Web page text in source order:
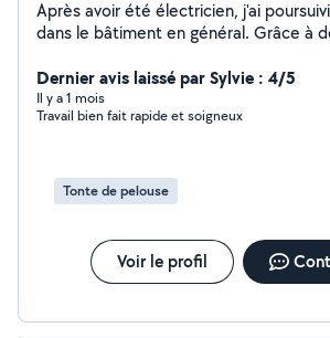
Après avoir été électricien, j'ai
dans le bâtiment en général. Grâce à
investi dans le jardinage et surtout
j'affectionne particulièrement. Je suis
disposition pour tous vos travaux. Au
Dernier avis laissé par Sylvie : 4/5
Il y a 1 mois
Travail bien fait rapide et soigneux
Tonte de pelouse
Voir le profil